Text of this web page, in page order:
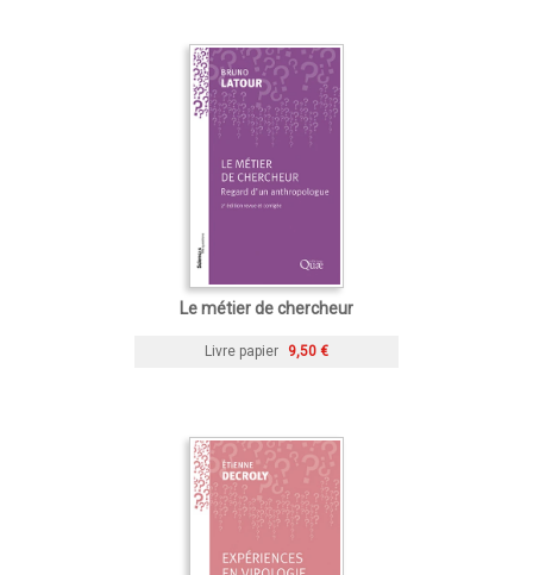
Le métier de chercheur
Livre papier 9,50 €